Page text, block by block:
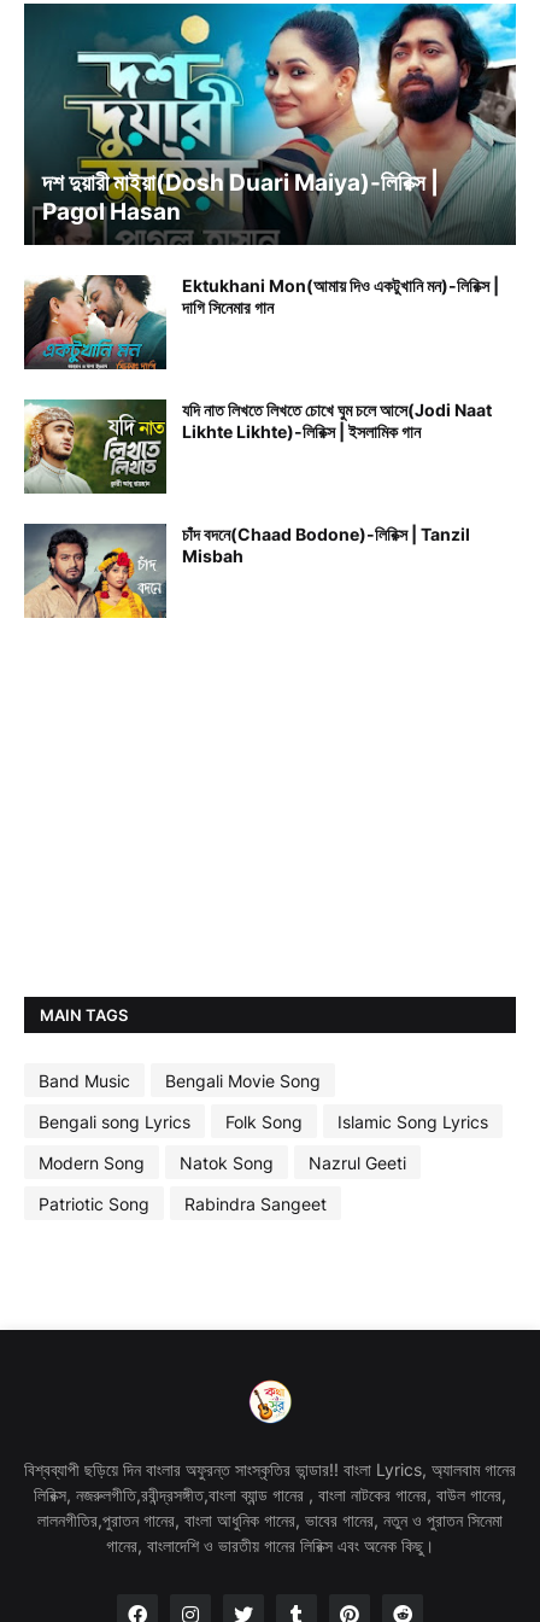
BENGALI SONG LYRICS
দশ দুয়ারী মাইয়া(Dosh Duari Maiya)-লিরিক্স |
Pagol Hasan
Ektukhani Mon(আমায় দিও একটুখানি মন)-লিরিক্স |
দাগি সিনেমার গান
যদি নাত লিখতে লিখতে চোখে ঘুম চলে আসে(Jodi Naat
Likhte Likhte)-লিরিক্স | ইসলামিক গান
চাঁদ বদনে(Chaad Bodone)-লিরিক্স | Tanzil
Misbah
MAIN TAGS
Band Music
Bengali Movie Song
Bengali song Lyrics
Folk Song
Islamic Song Lyrics
Modern Song
Natok Song
Nazrul Geeti
Patriotic Song
Rabindra Sangeet
বিশ্বব্যাপী ছড়িয়ে দিন বাংলার অফুরন্ত সাংস্কৃতির ভান্ডার!! বাংলা Lyrics, অ্যালবাম গানের
লিরিক্স, নজরুলগীতি,রবীন্দ্রসঙ্গীত,বাংলা ব্যান্ড গানের , বাংলা নাটকের গানের, বাউল গানের,
লালনগীতির,পুরাতন গানের, বাংলা আধুনিক গানের, ভাবের গানের, নতুন ও পুরাতন সিনেমা
গানের, বাংলাদেশি ও ভারতীয় গানের লিরিক্স এবং অনেক কিছু।